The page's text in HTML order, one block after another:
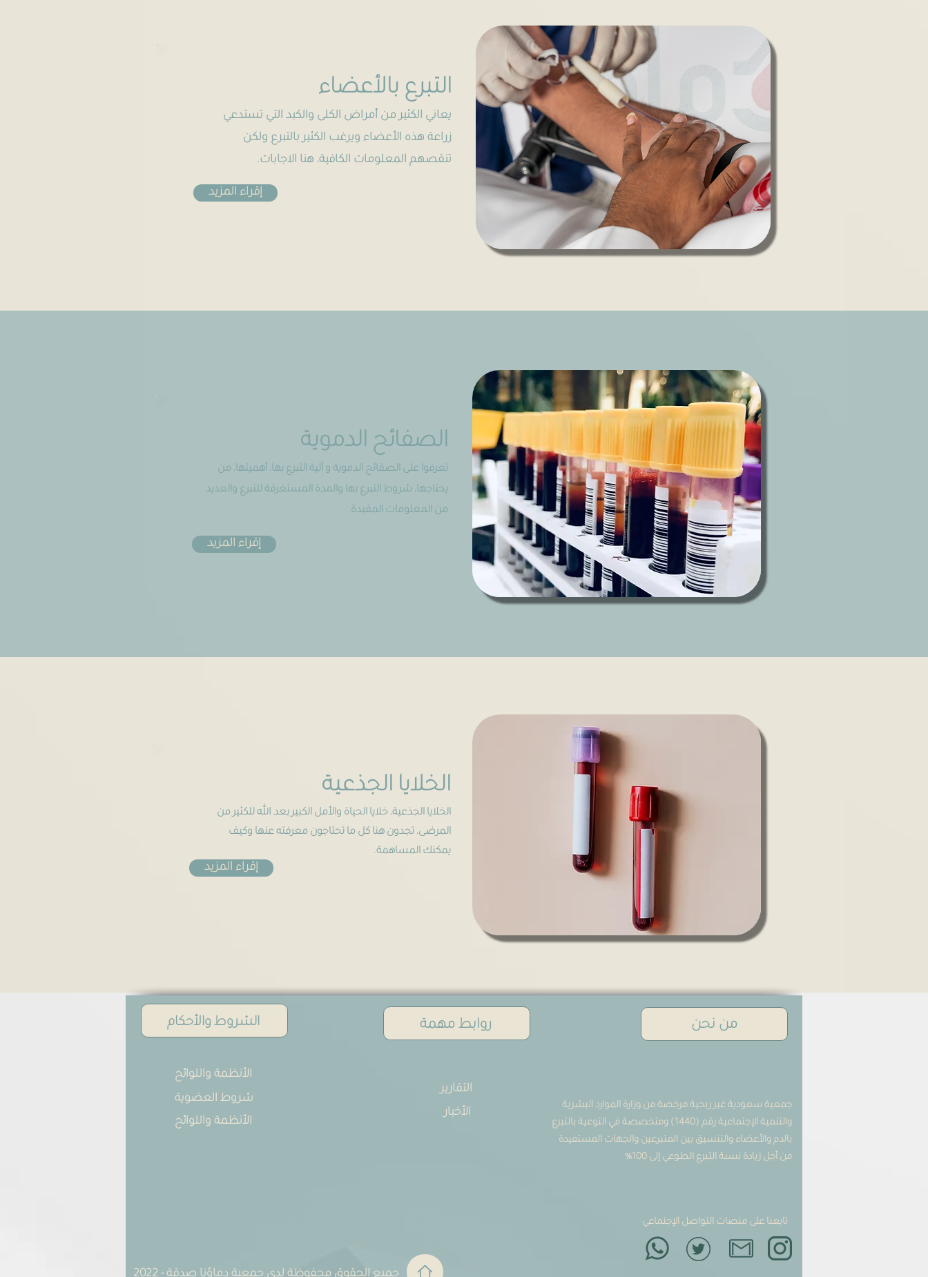
التبرع بالأعضاء
يعاني الكثير من أمراض الكلى والكبد التي تستدعي
زراعة هذه الأعضاء ويرغب الكثير بالتبرع ولكن
تنقصهم المعلومات الكافية، هنا الاجابات.
إقراء المزيد
الصفائح الدموية
تعرفوا على الصفائح الدموية و آلية التبرع بها، أهميتها، من
يحتاجها، شروط التبرع بها والمدة المستغرقة للتبرع والعديد
من المعلومات المفيدة.
إقراء المزيد
الخلايا الجذعية
الخلايا الجذعية، خلايا الحياة والأمل الكبير بعد الله للكثير من
المرضى، تجدون هنا كل ما تحتاجون معرفته عنها وكيف
يمكنك المساهمة.
إقراء المزيد
الشروط والأحكام
الأنظمة واللوائح
شروط العضوية
الأنظمة واللوائح
روابط مهمة
التقارير
الأخبار
من نحن
جمعية سعودية غير ربحية مرخصة من وزارة الموارد البشرية
والتنمية الإجتماعية رقم (1440) ومتخصصة في التوعية بالتبرع
بالدم والأعضاء والتنسيق بين المتبرعين والجهات المستفيدة
من أجل زيادة نسبة التبرع الطوعي إلى 100%
جميع الحقوق محفوظة لدى جمعية دماؤنا صدقة - 2022
تابعنا على منصات التواصل الإجتماعي